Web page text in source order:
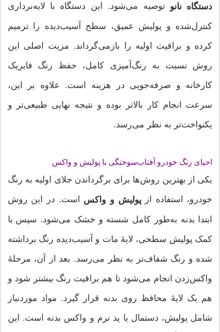
دستگاه نانو توصیه می‌شود. این دستگاه با لایه‌برداری
کنترل‌شده و پولیش عمیق، سطح آسیب‌دیده را ترمیم
کرده و براقیت اولیه را بازمی‌گرداند. مزیت اصلی این
روش نسبت به رنگ‌آمیزی کامل، حفظ رنگ فابریک
کارخانه و صرفه‌جویی در هزینه است. علاوه بر این،
سرعت انجام کار بالاتر بوده و نتیجه نهایی طبیعی‌تر و
یکنواخت‌تر به نظر می‌رسد.
احیای رنگ خودرو آفتاب‌سوختگی با پولیش و واکس
یکی از بهترین روش‌ها برای برگرداندن جلای اولیه به رنگ
خودرو، استفاده ازپولیش و واکس است. در این روش
ابتدا بدنه به‌طور کامل شسته و خشک می‌شود. سپس با
کمک پولیش سطحی، لایهٔ مات و آسیب‌دیده رنگ برداشته
شده و رنگ شفاف‌تر به نظر می‌رسد. بعد از آن، مرحلهٔ
واکس‌زدن انجام می‌شود تا هم براقیت رنگ بیشتر شود و
هم یک لایهٔ محافظ روی بدنه قرار گیرد. مواد موردنیاز
شامل پولیش، دستمال یا پد نرم و واکس بدنه است. این